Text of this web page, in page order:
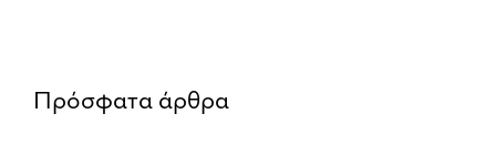
Πρόσφατα άρθρα